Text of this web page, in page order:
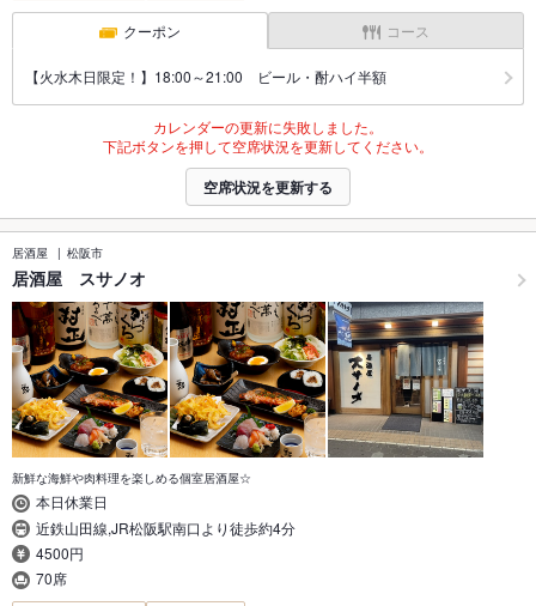
クーポン コース
【火水木日限定！】18:00～21:00 ビール・酎ハイ半額
カレンダーの更新に失敗しました。
下記ボタンを押して空席状況を更新してください。
空席状況を更新する
居酒屋 松阪市
居酒屋 スサノオ
新鮮な海鮮や肉料理を楽しめる個室居酒屋☆
本日休業日
近鉄山田線,JR松阪駅南口より徒歩約4分
4500円
70席